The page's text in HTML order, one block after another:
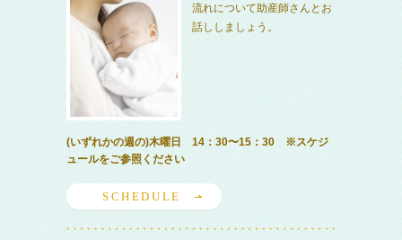
流れについて助産師さんとお
話ししましょう。
(いずれかの週の)木曜日 14：30〜15：30 ※スケジ
ュールをご参照ください
SCHEDULE